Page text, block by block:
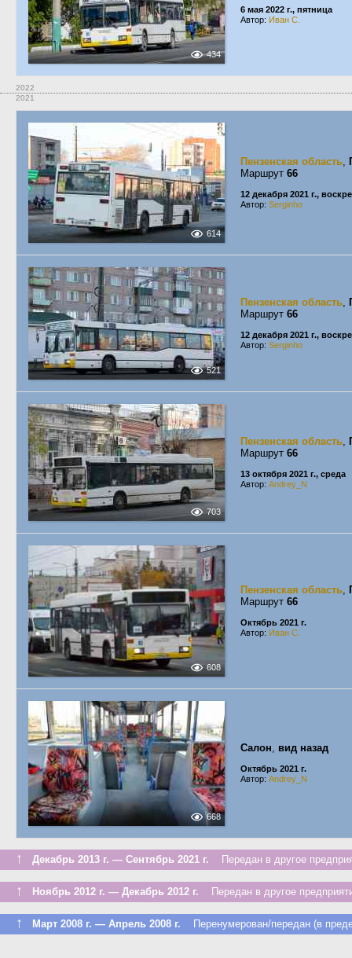
434
6 мая 2022 г., пятница
Автор: Иван С.
2022
2021
614
Пензенская область,
Маршрут 66
12 декабря 2021 г.,
Автор: Serginho
521
Пензенская область,
Маршрут 66
12 декабря 2021 г.,
Автор: Serginho
703
Пензенская область,
Маршрут 66
13 октября 2021 г., среда
Автор: Andrey_N
608
Пензенская область,
Маршрут 66
Октябрь 2021 г.
Автор: Иван С.
668
Салон, вид назад
Октябрь 2021 г.
Автор: Andrey_N
↑ Декабрь 2013 г. — Сентябрь 2021 г. Передан в другое
↑ Ноябрь 2012 г. — Декабрь 2012 г. Передан в другое
↑ Март 2008 г. — Апрель 2008 г. Перенумерован/передан (в